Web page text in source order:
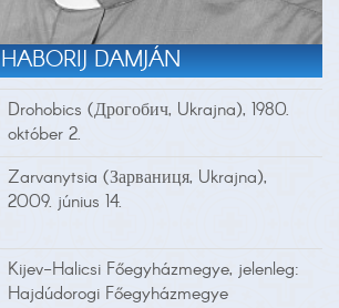
HABORIJ DAMJÁN
Drohobics (Дрогобич, Ukrajna), 1980.
október 2.
Zarvanytsia (Зарваниця, Ukrajna),
2009. június 14.
Kijev-Halicsi Főegyházmegye, jelenleg:
Hajdúdorogi Főegyházmegye